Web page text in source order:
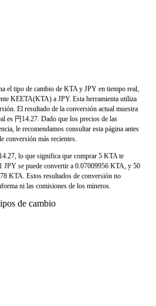
el tipo de cambio de KTA y JPY en tiempo real,
KEETA(KTA) a JPY. Esta herramienta utiliza
El resultado de la conversión actual muestra
es 円14.27. Dado que los precios de las
le recomendamos consultar esta página antes
conversión más recientes.
lo que significa que comprar 5 KTA te
JPY se puede convertir a 0.07009956 KTA, y 50
KTA. Estos resultados de conversión no
ni las comisiones de los mineros.
de cambio